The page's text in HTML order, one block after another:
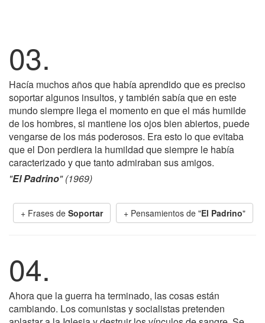
03.
Hacía muchos años que había aprendido que es preciso
soportar algunos insultos, y también sabía que en este
mundo siempre llega el momento en que el más humilde
de los hombres, si mantiene los ojos bien abiertos, puede
vengarse de los más poderosos. Era esto lo que evitaba
que el Don perdiera la humildad que siempre le había
caracterizado y que tanto admiraban sus amigos.
"El Padrino" (1969)
+ Frases de Soportar + Pensamientos de "El Padrino"
04.
Ahora que la guerra ha terminado, las cosas están
cambiando. Los comunistas y socialistas pretenden